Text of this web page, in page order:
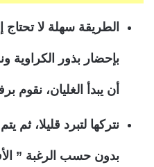
الطريقة سهلة لا
بإحضار بذور الكراوية
أن يبدأ الغليان، نقوم
نتركها لتبرد قليلا، ثم
بدون حسب الرغبة ”